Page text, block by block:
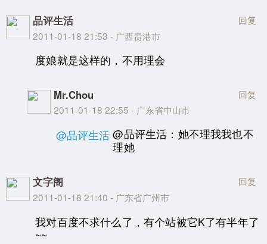
品评生活
2011-01-18 21:53 - 广西贵港市
回复
度娘就是这样的，不用理会
Mr.Chou
2011-01-18 22:55 - 广东省中山市
回复
@品评生活 @品评生活：她不理我我也不
理她
文字阁
2011-01-18 21:40 - 广东省广州市
回复
我对百度不求什么了，有个站被它K了有半年了
~~